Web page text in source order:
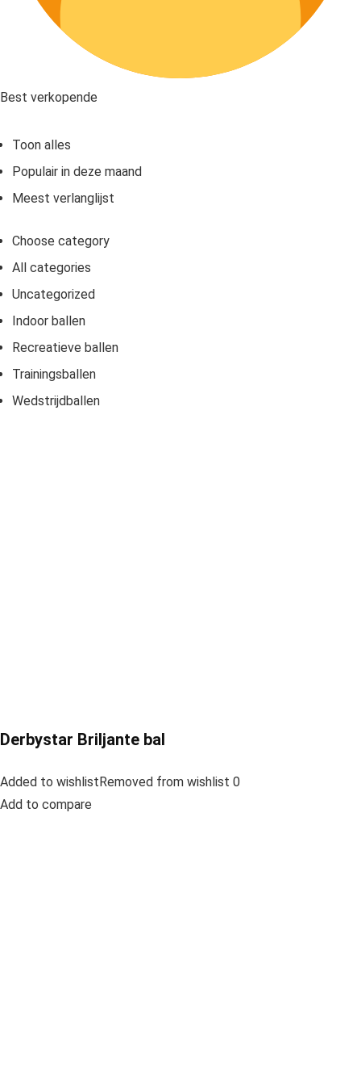
Best verkopende
Toon alles
Populair in deze maand
Meest verlanglijst
Choose category
All categories
Uncategorized
Indoor ballen
Recreatieve ballen
Trainingsballen
Wedstrijdballen
Derbystar Briljante bal
Added to wishlistRemoved from wishlist 0
Add to compare